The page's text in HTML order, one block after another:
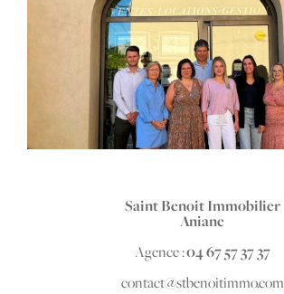
Saint Benoit Immobilier
Aniane
Agence :04 67 57 37 37
contact@stbenoitimmo.com